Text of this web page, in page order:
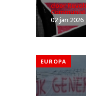
door
02 jan 2026
EUROPA